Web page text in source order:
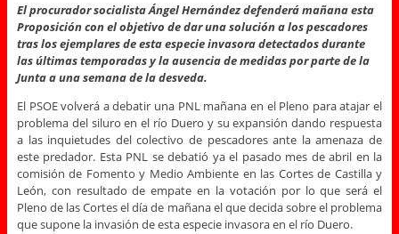
El procurador socialista Ángel Hernández defenderá mañana esta
Proposición con el objetivo de dar una solución a los pescadores
tras los ejemplares de esta especie invasora detectados durante
las últimas temporadas y la ausencia de medidas por parte de la
Junta a una semana de la desveda.
El PSOE volverá a debatir una PNL mañana en el Pleno para atajar el
problema del siluro en el río Duero y su expansión dando respuesta
a las inquietudes del colectivo de pescadores ante la amenaza de
este predador. Esta PNL se debatió ya el pasado mes de abril en la
comisión de Fomento y Medio Ambiente en las Cortes de Castilla y
León, con resultado de empate en la votación por lo que será el
Pleno de las Cortes el día de mañana el que decida sobre el problema
que supone la invasión de esta especie invasora en el río Duero.